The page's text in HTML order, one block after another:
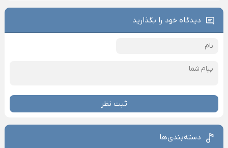
دیدگاه خود را بگذارید
ثبت نظر
دسته‌بندی‌ها